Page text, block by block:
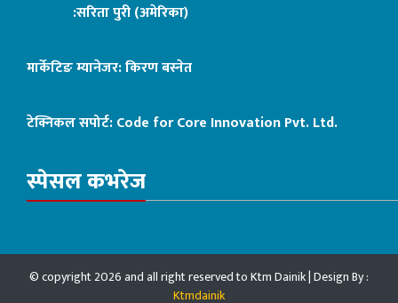
:सरिता पुरी (अमेरिका)
मार्केटिङ म्यानेजर: किरण बस्नेत
टेक्निकल सपोर्ट:Code for Core Innovation Pvt. Ltd.
स्पेसल कभरेज
© copyright 2026 and all right reserved to Ktm Dainik | Design By :
Ktmdainik